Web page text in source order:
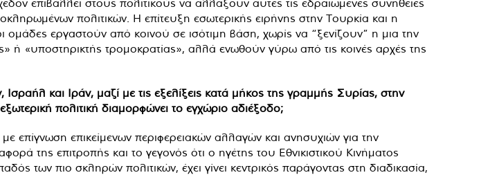
επιβάλλει στους πολιτικούς να αλλάξουν αυτές τις εδραιωμένες συνήθειες
πολιτικών. Η επίτευξη εσωτερικής ειρήνης στην Τουρκία και η
εργαστούν από κοινού σε ισότιμη βάση, χωρίς να “ξενίζουν” η μια την
«υποστηρικτής τρομοκρατίας», αλλά ενωθούν γύρω από τις κοινές αρχές της
και Ιράν, μαζί με τις εξελίξεις κατά μήκος της γραμμής Συρίας, στην
πολιτική διαμορφώνει το εγχώριο αδιέξοδο;
επίγνωση επικείμενων περιφερειακών αλλαγών και ανησυχιών για την
της επιτροπής και το γεγονός ότι ο ηγέτης του Εθνικιστικού Κινήματος
πιο σκληρών πολιτικών, έχει γίνει κεντρικός παράγοντας στη διαδικασία,